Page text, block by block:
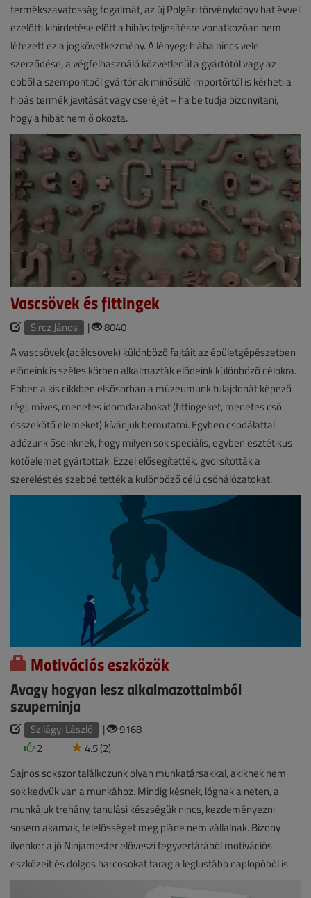
termékszavatosság fogalmát, az új Polgári törvénykönyv hat évvel
ezelőtti kihirdetése előtt a hibás teljesítésre vonatkozóan nem
létezett ez a jogkövetkezmény. A lényeg: hiába nincs vele
szerződése, a végfelhasználó közvetlenül a gyártótól vagy az
ebből a szempontból gyártónak minősülő importőrtől is kérheti a
hibás termék javítását vagy cseréjét – ha be tudja bizonyítani,
hogy a hibát nem ő okozta.
Vascsövek és fittingek
Sircz János |
8040
A vascsövek (acélcsövek) különböző fajtáit az épületgépészetben
elődeink is széles körben alkalmazták elődeink különböző célokra.
Ebben a kis cikkben elsősorban a múzeumunk tulajdonát képező
régi, míves, menetes idomdarabokat (fittingeket, menetes cső
összekötő elemeket) kívánjuk bemutatni. Egyben csodálattal
adózunk őseinknek, hogy milyen sok speciális, egyben esztétikus
kötőelemet gyártottak. Ezzel elősegítették, gyorsították a
szerelést és szebbé tették a különböző célú csőhálózatokat.
Motivációs eszközök
Avagy hogyan lesz alkalmazottaimból
szuperninja
Szilágyi László |
9168
2
4.5 (2)
Sajnos sokszor találkozunk olyan munkatársakkal, akiknek nem
sok kedvük van a munkához. Mindig késnek, lógnak a neten, a
munkájuk trehány, tanulási készségük nincs, kezdeményezni
sosem akarnak, felelősséget meg pláne nem vállalnak. Bizony
ilyenkor a jó Ninjamester előveszi fegyvertárából motivációs
eszközeit és dolgos harcosokat farag a leglustább naplopóból is.